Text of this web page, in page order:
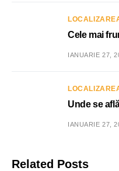
Cele mai
IANUARIE 27,
Unde se
IANUARIE 27,
Related Posts